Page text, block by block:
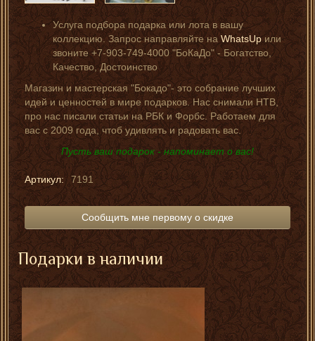
Услуга подбора подарка или лота в вашу
коллекцию. Запрос направляйте на WhatsUpили
звоните +7-903-749-4000 "БоКаДо" - Богатство,
Качество, Достоинство
Магазин и мастерская "Бокадо"- это собрание лучших
идей и ценностей в мире подарков. Нас снимали НТВ,
про нас писали статьи на РБК и Форбс. Работаем для
вас с 2009 года, чтоб удивлять и радовать вас.
Пусть ваш подарок - напоминает о вас!
Артикул: 7191
Сообщить мне первому о скидке
Подарки в наличии